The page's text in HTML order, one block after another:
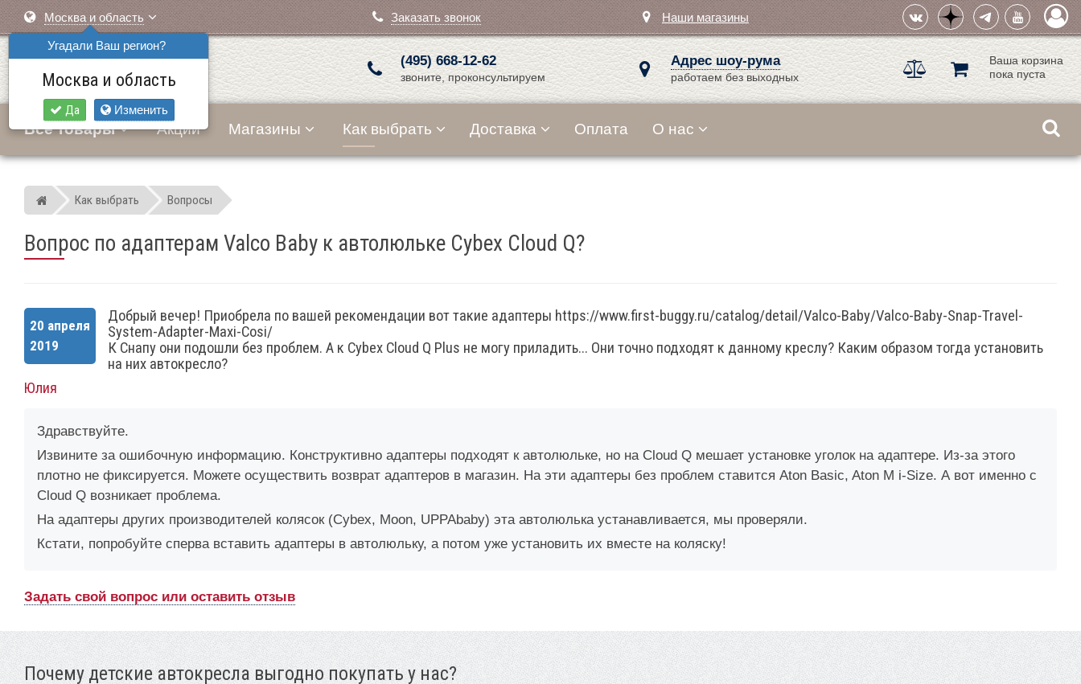
Москва и область
Угадали Ваш регион?
Москва и область
Да Изменить
Заказать звонок Наши магазины
(495) 668-12-62
звоните, проконсультируем
Адрес шоу-рума
работаем без выходных
Ваша корзина
пока пуста
Все товары Акции Магазины Как выбрать Доставка Оплата О нас
Мир детских автокресел
Как выбрать Вопросы
Вопрос по адаптерам Valco Baby к автолюльке Cybex Cloud Q?
20 апреля
2019
Добрый вечер! Приобрела по вашей рекомендации вот такие адаптеры https://www.first-buggy.ru/catalog/detail/Valco-Baby/Valco-Baby-Snap-Travel-
System-Adapter-Maxi-Cosi/
К Снапу они подошли без проблем. А к Cybex Cloud Q Plus не могу приладить... Они точно подходят к данному креслу? Каким образом тогда установить
на них автокресло?
Юлия
Здравствуйте.
Извините за ошибочную информацию. Конструктивно адаптеры подходят к автолюльке, но на Cloud Q мешает установке уголок на адаптере. Из-за этого
плотно не фиксируется. Можете осуществить возврат адаптеров в магазин. На эти адаптеры без проблем ставится Aton Basic, Aton M i-Size. А вот именно с
Cloud Q возникает проблема.
На адаптеры других производителей колясок (Cybex, Moon, UPPAbaby) эта автолюлька устанавливается, мы проверяли.
Кстати, попробуйте сперва вставить адаптеры в автолюльку, а потом уже установить их вместе на коляску!
Задать свой вопрос или оставить отзыв
Почему детские автокресла выгодно покупать у нас?